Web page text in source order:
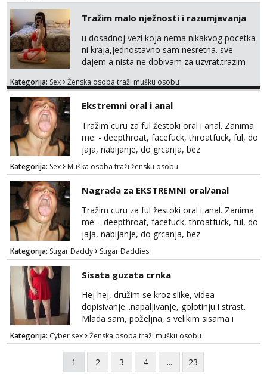
Tražim malo nježnosti i razumjevanja
u dosadnoj vezi koja nema nikakvog pocetka
ni kraja,jednostavno sam nesretna. sve
dajem a nista ne dobivam za uzvrat.trazim
trazim puno samo malo njeznosti i
poljupce po tijelu koji me jako
pale,obozavam kad muskarac preuzme
kontrolu . javi se :) Klikni na link ispod i nadji
me tamo, cekam te!
Kategorija: Sex Ženska osoba traži mušku osobu
Ekstremni oral i anal
Tražim curu za ful žestoki oral i anal. Zanima
me: - deepthroat, facefuck, throatfuck, ful, do
jaja, nabijanje, do grcanja, bez
ograničavanja... - fisting (ili big insertions),
gaping, DAP/TAP, prolapse, sirenje... Ako
možeš nešto od toga i spremna si, javi se.
Kategorija: Sex Muška osoba traži žensku osobu
Nagrada za EKSTREMNI oral/anal
Tražim curu za ful žestoki oral i anal. Zanima
me: - deepthroat, facefuck, throatfuck, ful, do
jaja, nabijanje, do grcanja, bez
ograničavanja... - fisting (ili big insertions),
gaping, DAP/TAP, prolapse, sirenje... Ako
možeš nešto od toga i spremna si, javi se.
Nagrada po želji (od 500€ naviše, ovisi o
tome sto možeš)
Kategorija: Sugar Daddy Sugar Daddies
Sisata guzata crnka
Hej hej, družim se kroz slike, videa
dopisivanje...napaljivanje, golotinju i strast.
Mlada sam, poželjna, s velikim sisama i
guzom. 😉 Kontakt: Telegram: nebojezuto
Google chat/Gmail smmaprivatni@gmail.com
Kategorija: Cyber sex Ženska osoba traži mušku osobu
1 2 3 4 ... 23